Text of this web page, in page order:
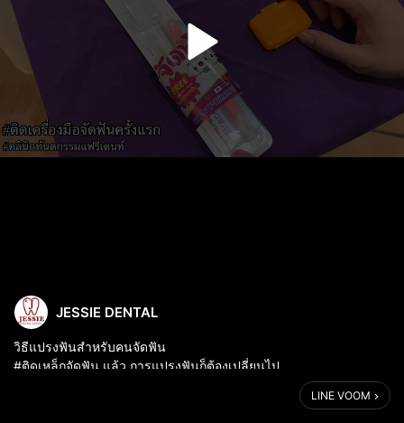
JESSIE DENTAL
วิธีแปรงฟันสำหรับคนจัดฟัน
#ติดเหล็กจัดฟัน แล้ว การแปรงฟันก็ต้องเปลี่ยนไป
วันแรกที่ติดเครื่องมือ ถ้าคนไข้เช็คอินในโซเชียลมิเดีย พร้อมตั้งค่าเป็น
LINE VOOM